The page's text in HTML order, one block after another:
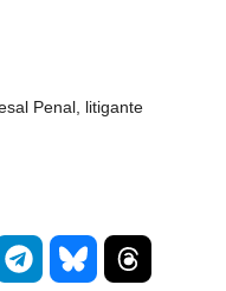
Penal, litigante